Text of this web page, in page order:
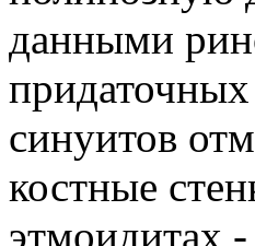
данными
синуитов
костные
этмоидитах